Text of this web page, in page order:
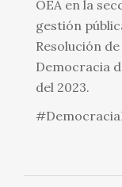
OEA en la
gestión
Resolución
Democracia
del 2023.